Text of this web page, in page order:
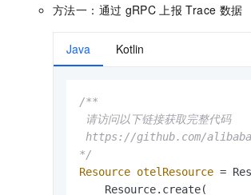
方法一：通过 gRPC 上报 Trace 数据
Java Kotlin
/**
请访问以下链接获取完整代码
https://github.com/
*/
Resource otelResource =
    Resource.create(